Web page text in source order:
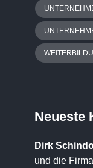
Neueste
Dirk
und die